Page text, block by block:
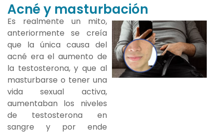
Acné y masturbación
Es realmente un mito,
anteriormente se creía
que la única causa del
acné era el aumento de
la testosterona, y que al
masturbarse o tener una
vida sexual activa,
aumentaban los niveles
de testosterona en
sangre y por ende